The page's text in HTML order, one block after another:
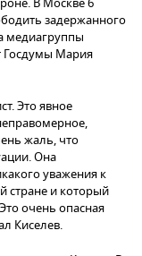
задержанного
медиагруппы
Госдумы Мария
Это явное
жаль, что
Она
уважения к
стране и который
очень опасная
Киселев.